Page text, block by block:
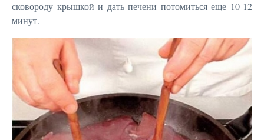
сковороду крышкой и дать печени потомиться еще 10-12
минут.